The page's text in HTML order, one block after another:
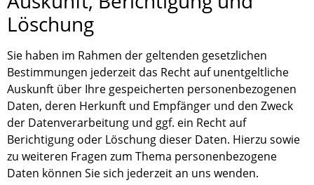
Löschung
Sie haben im Rahmen der geltenden gesetzlichen
Bestimmungen jederzeit das Recht auf unentgeltliche
Auskunft über Ihre gespeicherten personenbezogenen
Daten, deren Herkunft und Empfänger und den Zweck
der Datenverarbeitung und ggf. ein Recht auf
Berichtigung oder Löschung dieser Daten. Hierzu sowie
zu weiteren Fragen zum Thema personenbezogene
Daten können Sie sich jederzeit an uns wenden.